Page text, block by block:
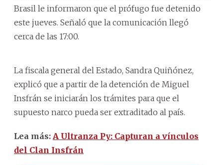
Brasil le informaron que el prófugo fue detenido
este jueves. Señaló que la comunicación llegó
cerca de las 17:00.
La fiscala general del Estado, Sandra Quiñónez,
explicó que a partir de la detención de Miguel
Insfrán se iniciarán los trámites para que el
supuesto narco pueda ser extraditado al país.
Lea más: A Ultranza Py: Capturan a vínculos
del Clan Insfrán